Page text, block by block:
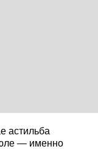
астильба
— именно